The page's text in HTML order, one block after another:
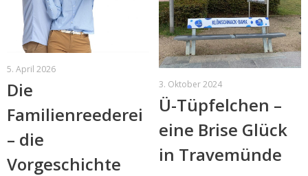
5. April 2026
Die
Familienreederei
– die
Vorgeschichte
3. Oktober 2024
Ü-Tüpfelchen –
eine Brise Glück
in Travemünde